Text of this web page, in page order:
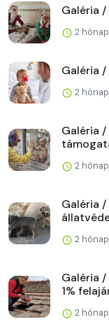
Galéria /
2
Galéria /
2
Galéria
2
Galéria /
2
Galéria
1%
2